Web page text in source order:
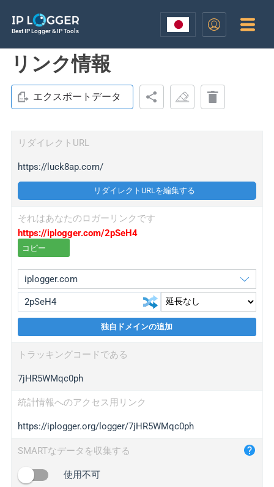
Best IP Logger & IP Tools
リンク情報
エクスポートデータ
リダイレクトURL
https://luck8ap.com/
リダイレクトURLを編集する
それはあなたのロガーリンクです
https://iplogger.com/2pSeH4
コピー
wl.gl
ed.tc
bc.ax
iplogger.com
maper.info
2no.co
独自ドメインの追加
トラッキングコードである
7jHR5WMqc0ph
統計情報へのアクセス用リンク
https://iplogger.org/logger/7jHR5WMqc0ph
SMARTなデータを収集する
使用不可